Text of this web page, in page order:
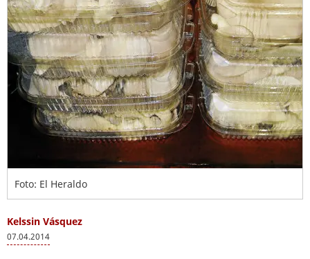
Foto: El Heraldo
Kelssin Vásquez
07.04.2014